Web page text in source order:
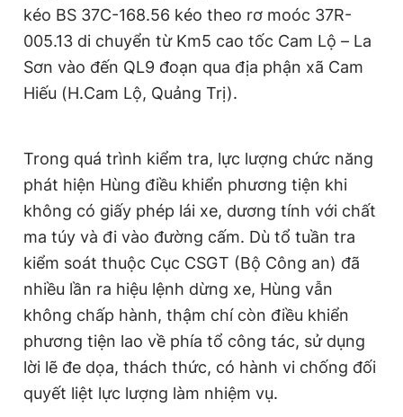
Giấy phép xuất bản số 110/GP - BTTTT cấp ngày 24.3.2020
© 2003-2026 Bản quyền thuộc về Báo Thanh Niên. Cấm sao
chép dưới mọi hình thức nếu không có sự chấp thuận bằng văn
bản. Phát triển bởi ePi Technologies, JSC.
kéo BS 37C-168.56 kéo theo rơ moóc 37R-
005.13 di chuyển từ Km5 cao tốc Cam Lộ – La
Sơn vào đến QL9 đoạn qua địa phận xã Cam
Hiếu (H.Cam Lộ, Quảng Trị).
Trong quá trình kiểm tra, lực lượng chức năng
phát hiện Hùng điều khiển phương tiện khi
không có giấy phép lái xe, dương tính với chất
ma túy và đi vào đường cấm. Dù tổ tuần tra
kiểm soát thuộc Cục CSGT (Bộ Công an) đã
nhiều lần ra hiệu lệnh dừng xe, Hùng vẫn
không chấp hành, thậm chí còn điều khiển
phương tiện lao về phía tổ công tác, sử dụng
lời lẽ đe dọa, thách thức, có hành vi chống đối
quyết liệt lực lượng làm nhiệm vụ.